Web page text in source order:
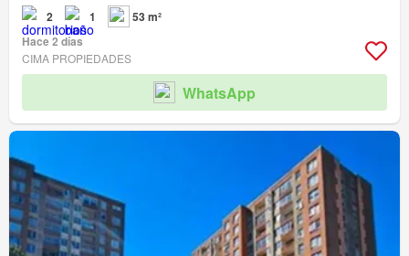
2 1
53 m²
Hace 2 días
CIMA PROPIEDADES
WhatsApp